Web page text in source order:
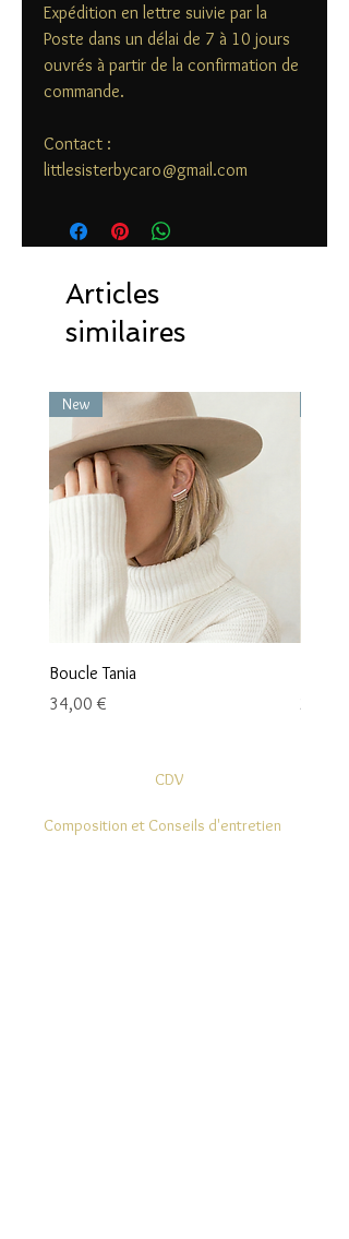
Expédition en lettre suivie par la
Poste dans un délai de 7 à 10 jours
ouvrés à partir de la confirmation de
commande.
Contact :
littlesisterbycaro@gmail.com
Articles
similaires
New
Boucle Tania
Prix
34,00 € 28,00 €
CDV
Composition et Conseils d'entretien